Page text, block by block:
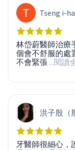
Tseng i-
林岱蔚醫師治療
個會不舒服的處
不會緊張 ...閱讀
洪子殷（
牙醫師很細心，